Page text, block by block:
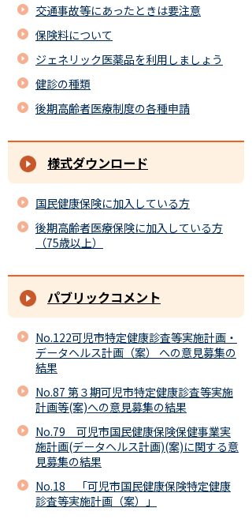
交通事故等にあったときは要注意
保険料について
ジェネリック医薬品を利用しましょう
健診の種類
後期高齢者医療制度の各種申請
様式ダウンロード
国民健康保険に加入している方
後期高齢者医療保険に加入している方
（75歳以上）
パブリックコメント
No.122可児市特定健康診査等実施計画・
データヘルス計画（案） への意見募集の
結果
No.87 第３期可児市特定健康診査等実施
計画等(案)への意見募集の結果
No.79 可児市国民健康保険保健事業実
施計画(データヘルス計画)(案)に関する意
見募集の結果
No.18 「可児市国民健康保険特定健康
診査等実施計画（案）」